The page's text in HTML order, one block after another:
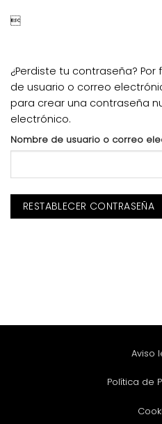

¿Perdiste tu contraseña?
de usuario o correo
para crear una contraseña
electrónico.
Nombre de usuario o correo
RESTABLECER CONTRASEÑA
Aviso
Política de